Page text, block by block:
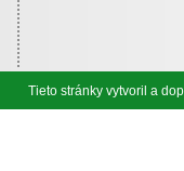
Tieto stránky vytvoril a